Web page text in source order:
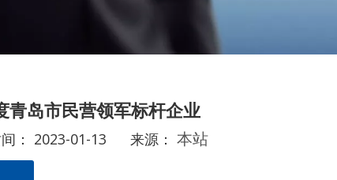
青岛市民营领军标杆企业
： 2023-01-13 来源： 本站